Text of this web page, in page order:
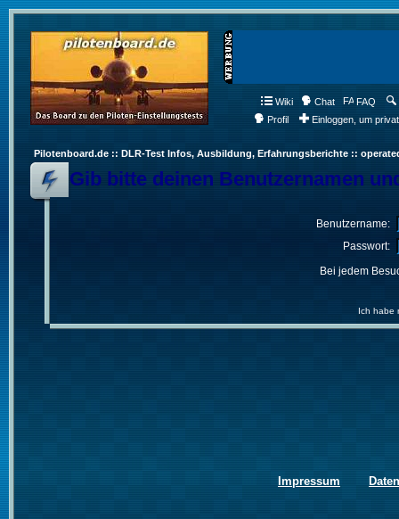
Wiki Chat FAQ
Profil
Einloggen, um
Pilotenboard.de :: DLR-Test Infos, Ausbildung, Erfahrungsberichte ::
Gib bitte deinen Benutzernamen
Benutzername:
Passwort:
Bei jedem
Ich habe
Impressum